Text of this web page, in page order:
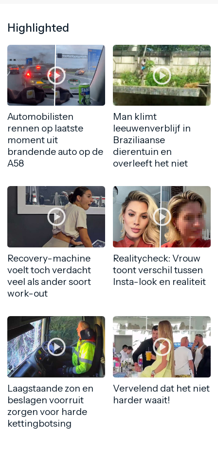
Highlighted
Automobilisten
rennen op laatste
moment uit
brandende auto op de
A58
Man klimt
leeuwenverblijf in
Braziliaanse
dierentuin en
overleeft het niet
Recovery-machine
voelt toch verdacht
veel als ander soort
work-out
Realitycheck: Vrouw
toont verschil tussen
Insta-look en realiteit
Laagstaande zon en
beslagen voorruit
zorgen voor harde
kettingbotsing
Vervelend dat het niet
harder waait!